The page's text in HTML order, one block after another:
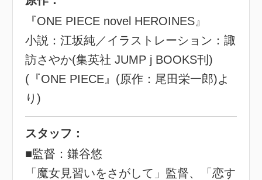
『ONE PIECE novel HEROINES』
小説：江坂純／イラストレーション：諏
訪さやか(集英社 JUMP j BOOKS刊)
(『ONE PIECE』(原作：尾田栄一郎)よ
り)
スタッフ：
■監督：鎌谷悠
「魔女見習いをさがして」監督、「恋す